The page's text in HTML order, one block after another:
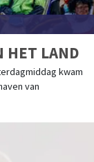
HET LAND
kwam
van